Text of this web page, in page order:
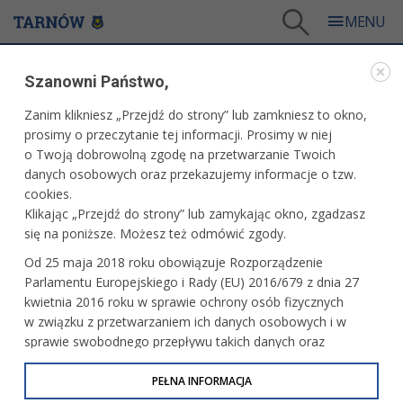
KULTURA
Repertuar kina Millenium. Zapraszamy
„Zabiłem moją matkę" w Millenium
Smile i Kabaret Młodych Panów
w Marzeniu
Szanowni Państwo,
Zanim klikniesz „Przejdź do strony” lub zamkniesz to okno,
prosimy o przeczytanie tej informacji. Prosimy w niej
o Twoją dobrowolną zgodę na przetwarzanie Twoich
danych osobowych oraz przekazujemy informacje o tzw.
cookies.
Klikając „Przejdź do strony” lub zamykając okno, zgadzasz
się na poniższe. Możesz też odmówić zgody.
Od 25 maja 2018 roku obowiązuje Rozporządzenie
Parlamentu Europejskiego i Rady (EU) 2016/679 z dnia 27
kwietnia 2016 roku w sprawie ochrony osób fizycznych
w związku z przetwarzaniem ich danych osobowych i w
sprawie swobodnego przepływu takich danych oraz
uchylenia dyrektywy 95/46/WE (określane jako RODO, GDPR
lub Ogólne Rozporządzenie o Ochronie Danych
PEŁNA INFORMACJA